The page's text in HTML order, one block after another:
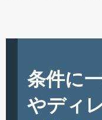
条件に
やディ